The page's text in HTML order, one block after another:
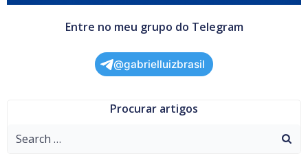
Entre no meu grupo do Telegram
@gabrielluizbrasil
Procurar artigos
Search